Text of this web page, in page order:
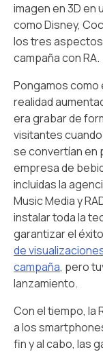
imagen en 3D en
como Disney,
los tres aspectos
campaña con RA.
Pongamos como
realidad
era grabar de
visitantes
se convertían en
empresa de
incluidas la
Music Media y
instalar toda la
garantizar el
de
campaña, pero
lanzamiento.
Con el tiempo, la
a los
fin y al cabo, las